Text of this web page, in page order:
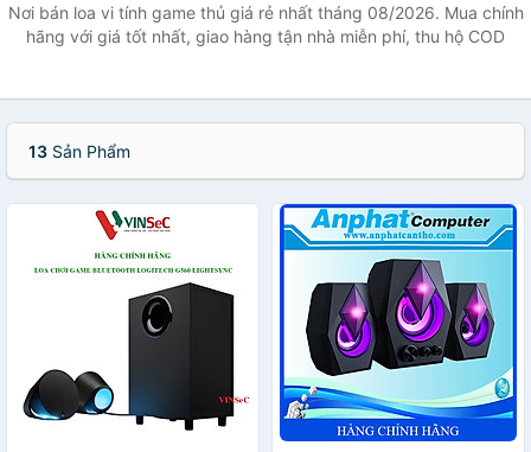
Nơi bán loa vi tính game thủ giá rẻ nhất tháng 08/2026. Mua chính
hãng với giá tốt nhất, giao hàng tận nhà miễn phí, thu hộ COD
13 Sản Phẩm